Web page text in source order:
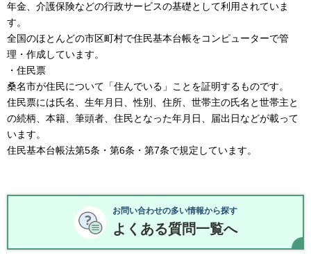
年金、介護保険などの行政サービスの基礎として利用されていま
す。
全国のほとんどの市区町村で住民基本台帳をコンピューターで管
理・作成しています。
・住民票
桑名市が住民について「住んでいる」ことを証明するものです。
住民票には氏名、生年月日、性別、住所、世帯主の氏名と世帯主と
の続柄、本籍、筆頭者、住民となった年月日、届出日などが載って
います。
住民基本台帳法第5条・第6条・第7条で規定しています。
お問い合わせの多い情報から探す
よくある質問一覧へ